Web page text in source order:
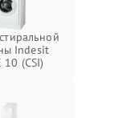
Indesit
10 (CSI)